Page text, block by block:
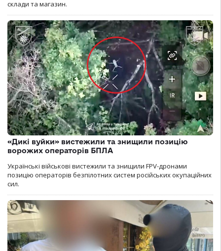
склади та магазин.
«Дикі вуйки» вистежили та знищили позицію
ворожих операторів БПЛА
Українські військові вистежили та знищили FPV-дронами
позицію операторів безпілотних систем російських окупаційних
сил.